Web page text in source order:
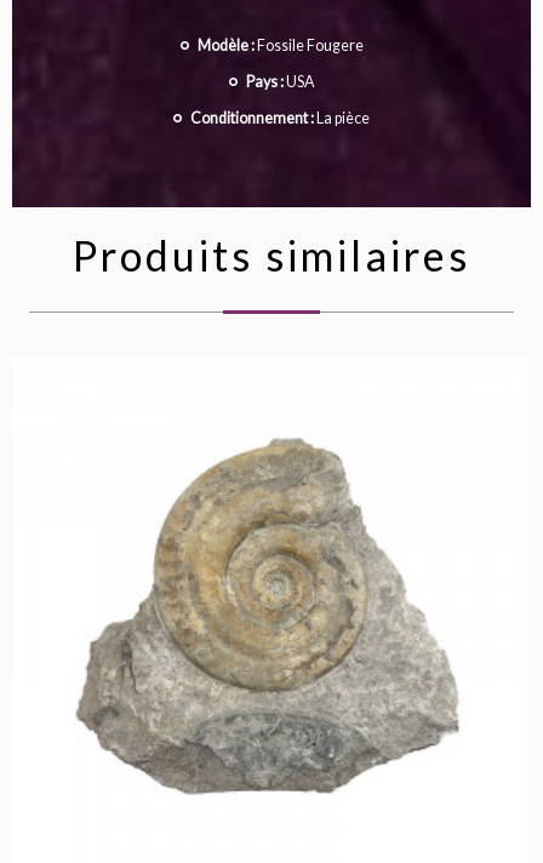
Modèle :Fossile Fougere
Pays :USA
Conditionnement :La pièce
Produits similaires